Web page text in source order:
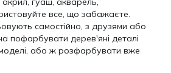
все, що забажаєте.
самостійно, з друзями або
пофарбувати дерев'яні деталі
або ж розфарбувати вже